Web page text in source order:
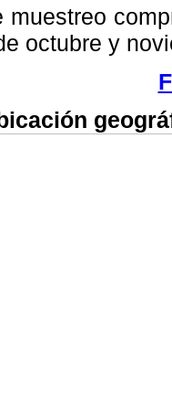
muestreo
octubre y